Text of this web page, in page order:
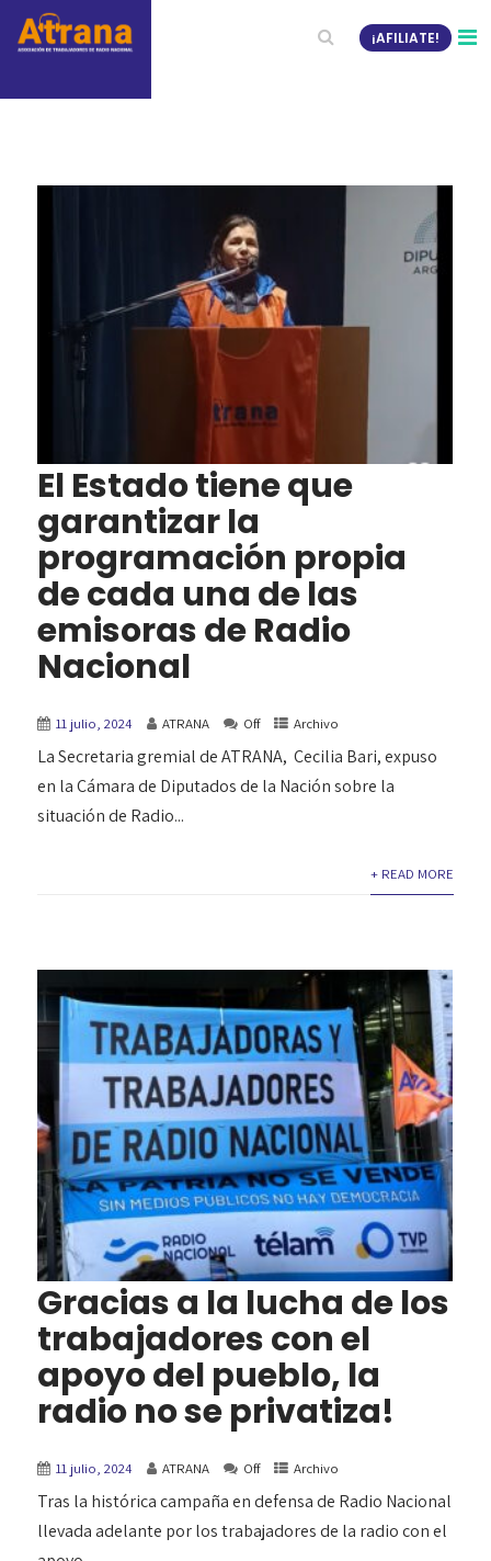
¡AFILIATE!
El Estado tiene que
garantizar la
programación propia
de cada una de las
emisoras de Radio
Nacional
11 julio, 2024 ATRANA Off Archivo
La Secretaria gremial de ATRANA, Cecilia Bari, expuso
en la Cámara de Diputados de la Nación sobre la
situación de Radio...
+ READ MORE
Gracias a la lucha de los
trabajadores con el
apoyo del pueblo, la
radio no se privatiza!
11 julio, 2024 ATRANA Off Archivo
Tras la histórica campaña en defensa de Radio Nacional
llevada adelante por los trabajadores de la radio con el